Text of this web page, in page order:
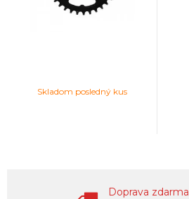
Skladom posledný kus
Doprava zdarma